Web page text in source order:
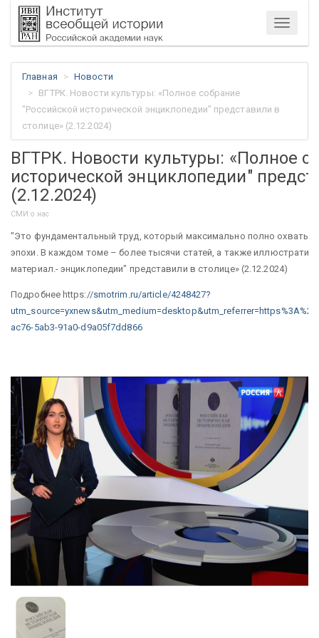
Меню
Главная
Новости
ВГТРК. Новости культуры: «Полное собрание
"Российской исторической энциклопедии" представили в
столице» (2.12.2024)
ВГТРК. Новости культуры: «Полное
исторической энциклопедии"
(2.12.2024)
СМИ о нас
"Это фундаментальный труд, который максимально полно
эпохи. В каждом томе – более тысячи статей, а также
материал.- энциклопедии" представили в столице» (2.12.2024)
Подробнее https://smotrim.ru/article/4248427?
ac76-5ab3-91a0-d9a05f7dd866